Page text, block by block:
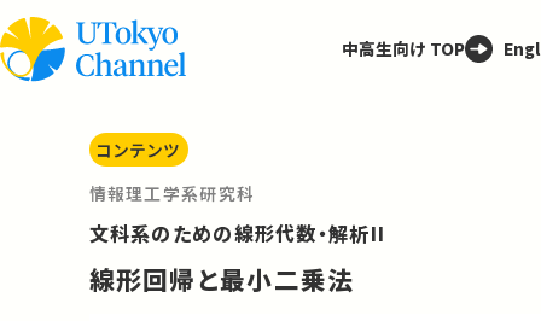
中高生向け TOP
コンテンツ
情報理工学系研究科
文科系のための線形代数・解析II
線形回帰と最小二乗法